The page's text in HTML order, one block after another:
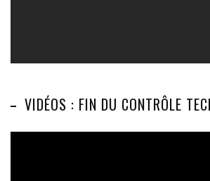
VIDÉOS : FIN DU CONTRÔLE